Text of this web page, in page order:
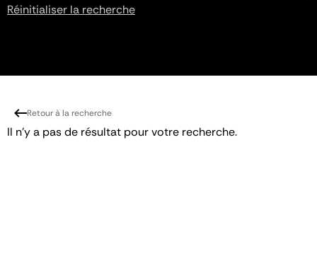
Réinitialiser la recherche
Retour à la recherche
Il n'y a pas de résultat pour votre recherche.